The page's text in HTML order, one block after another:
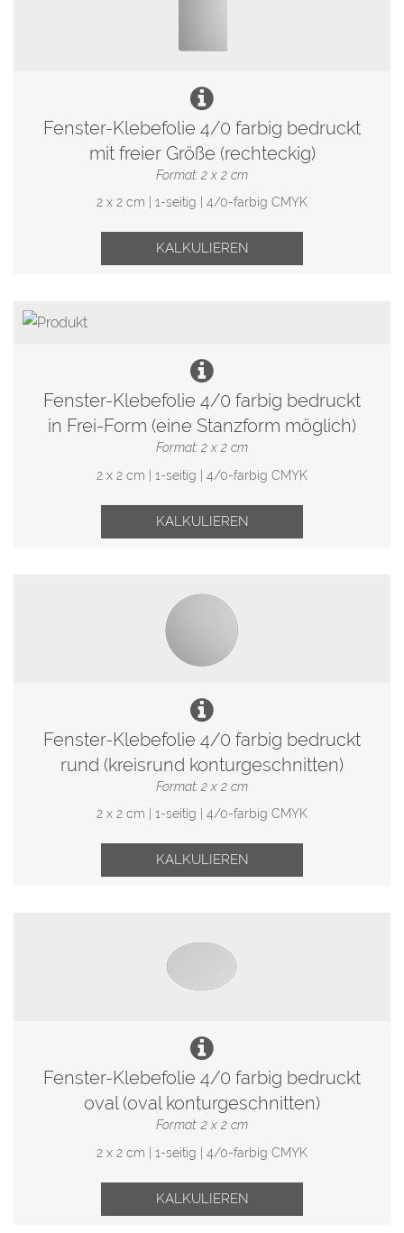
Fenster-Klebefolie 4/0 farbig bedruckt
mit freier Größe (rechteckig)
Format: 2 x 2 cm
2 x 2 cm | 1-seitig | 4/0-farbig CMYK
KALKULIEREN
Fenster-Klebefolie 4/0 farbig bedruckt
in Frei-Form (eine Stanzform möglich)
Format: 2 x 2 cm
2 x 2 cm | 1-seitig | 4/0-farbig CMYK
KALKULIEREN
Fenster-Klebefolie 4/0 farbig bedruckt
rund (kreisrund konturgeschnitten)
Format: 2 x 2 cm
2 x 2 cm | 1-seitig | 4/0-farbig CMYK
KALKULIEREN
Fenster-Klebefolie 4/0 farbig bedruckt
oval (oval konturgeschnitten)
Format: 2 x 2 cm
2 x 2 cm | 1-seitig | 4/0-farbig CMYK
KALKULIEREN